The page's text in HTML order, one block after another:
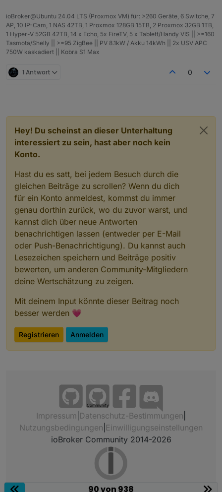
ioBroker@Ubuntu 24.04 LTS (Proxmox VM) für: >260 Geräte, 6 Switche, 7
AP, 10 IP-Cam, 1 NAS 42TB, 1 Proxmox 128GB 15TB, 2 Proxmox 32GB 1TB,
1 Hyper-V 52GB 42TB, 14 x Echo, 5x FireTV, 5 x Tablett/Handy VIS || >=160
Tasmota/Shelly || >=95 ZigBee || PV 8.1kW / Akku 14kWh || 2x USV APC
750W kaskadiert || Kobra S1 Max
1 Antwort 0
Hey! Du scheinst an dieser Unterhaltung
interessiert zu sein, hast aber noch kein
Konto.
Hast du es satt, bei jedem Besuch durch die
gleichen Beiträge zu scrollen? Wenn du dich
für ein Konto anmeldest, kommst du immer
genau dorthin zurück, wo du zuvor warst, und
kannst dich über neue Antworten
benachrichtigen lassen (entweder per E-Mail
oder Push-Benachrichtigung). Du kannst auch
Lesezeichen speichern und Beiträge positiv
bewerten, um anderen Community-Mitgliedern
deine Wertschätzung zu zeigen.
Mit deinem Input könnte dieser Beitrag noch
besser werden 💗
Registrieren Anmelden
Community
Impressum Datenschutz-Bestimmungen
Nutzungsbedingungen Einwilligungseinstellungen
ioBroker Community 2014-2026
90 von 938